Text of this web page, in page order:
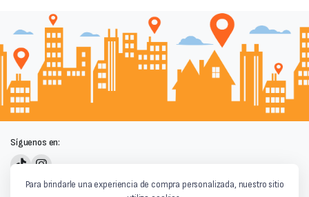
Síguenos en:
Powered by
Para brindarle una experiencia de compra personalizada, nuestro sitio